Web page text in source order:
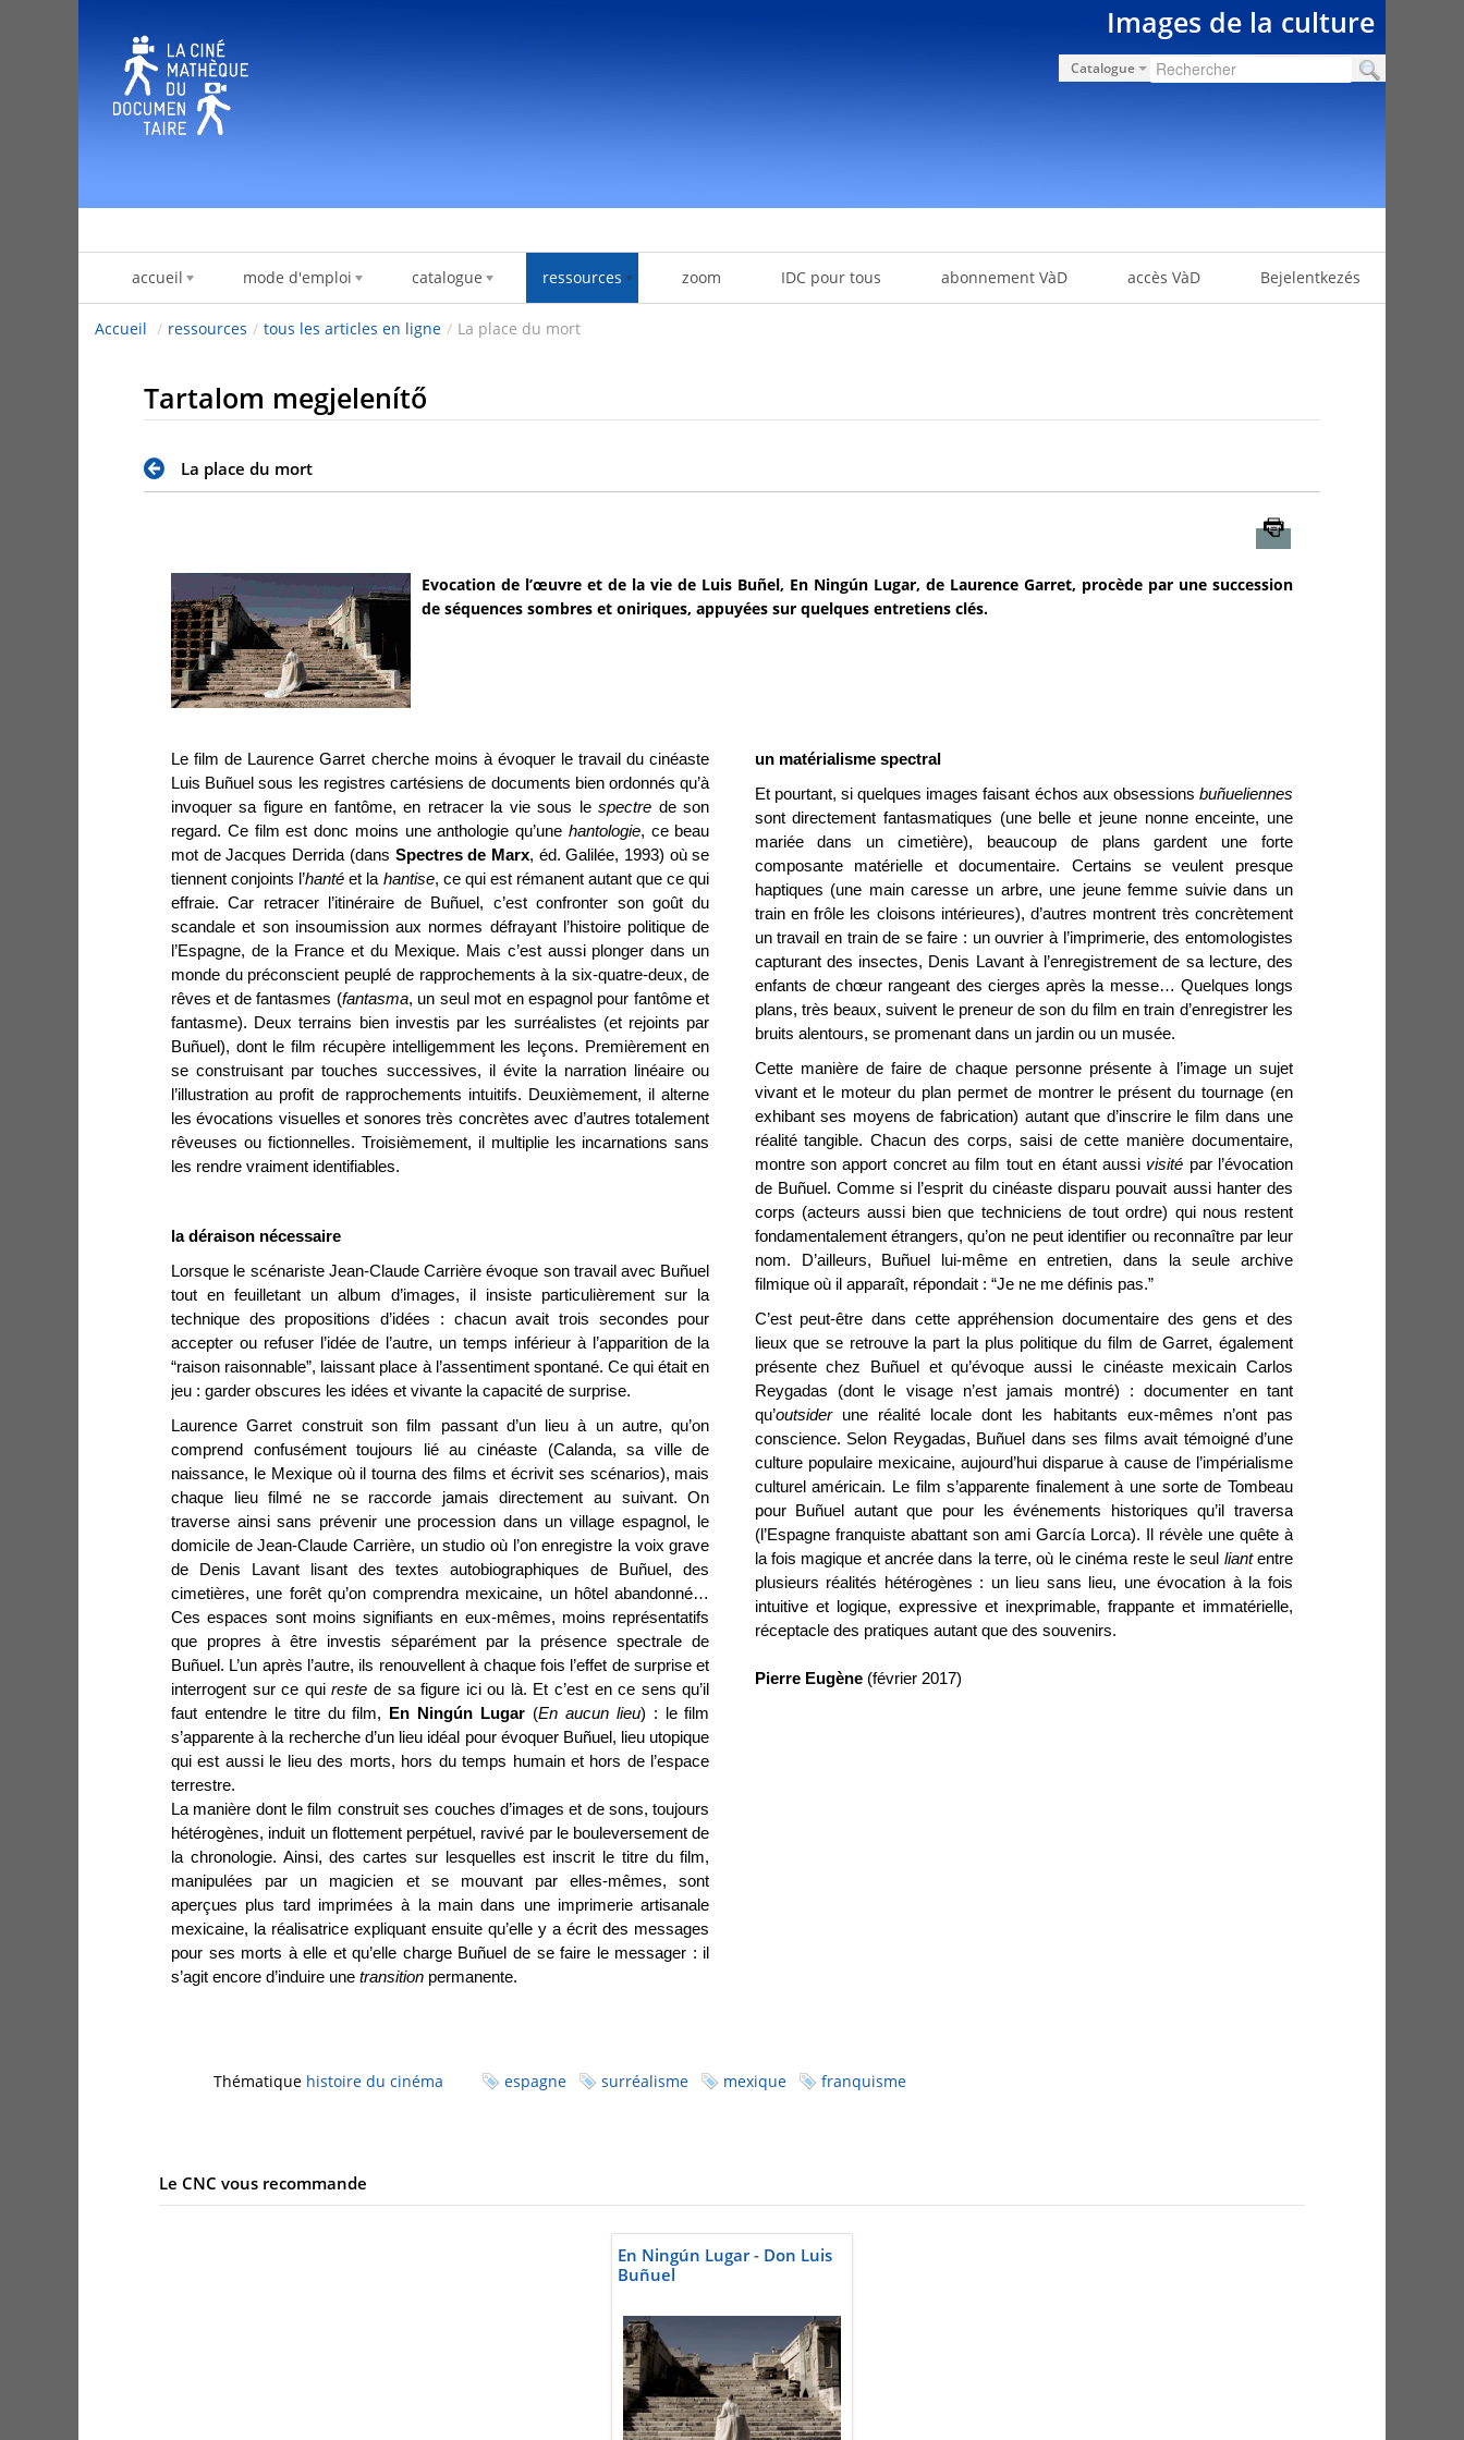
Images de la culture
Catalogue
accueil mode d'emploi catalogue ressources zoom IDC pour tous abonnement VàD accès VàD Bejelentkezés
Accueil / ressources / tous les articles en ligne / La place du mort
Tartalom megjelenítő
La place du mort
Evocation de l’œuvre et de la vie de Luis Buñel, En Ningún Lugar, de Laurence Garret, procède par une succession
de séquences sombres et oniriques, appuyées sur quelques entretiens clés.
Le film de Laurence Garret cherche moins à évoquer le travail du cinéaste
Luis Buñuel sous les registres cartésiens de documents bien ordonnés qu’à
invoquer sa figure en fantôme, en retracer la vie sous lespectre de son
regard. Ce film est donc moins une anthologie qu’une hantologie, ce beau
mot de Jacques Derrida (dans Spectres de Marx, éd. Galilée, 1993) où se
tiennent conjoints l’hanté et la hantise, ce qui est rémanent autant que ce qui
effraie. Car retracer l’itinéraire de Buñuel, c’est confronter son goût du
scandale et son insoumission aux normes défrayant l’histoire politique de
l’Espagne, de la France et du Mexique. Mais c’est aussi plonger dans un
monde du préconscient peuplé de rapprochements à la six-quatre-deux, de
rêves et de fantasmes (fantasma, un seul mot en espagnol pour fantôme et
fantasme). Deux terrains bien investis par les surréalistes (et rejoints par
Buñuel), dont le film récupère intelligemment les leçons. Premièrement en
se construisant par touches successives, il évite la narration linéaire ou
l’illustration au profit de rapprochements intuitifs. Deuxièmement, il alterne
les évocations visuelles et sonores très concrètes avec d’autres totalement
rêveuses ou fictionnelles. Troisièmement, il multiplie les incarnations sans
les rendre vraiment identifiables.
la déraison nécessaire
Lorsque le scénariste Jean-Claude Carrière évoque son travail avec Buñuel
tout en feuilletant un album d’images, il insiste particulièrement sur la
technique des propositions d’idées : chacun avait trois secondes pour
accepter ou refuser l’idée de l’autre, un temps inférieur à l’apparition de la
“raison raisonnable”, laissant place à l’assentiment spontané. Ce qui était en
jeu : garder obscures les idées et vivante la capacité de surprise.
Laurence Garret construit son film passant d’un lieu à un autre, qu’on
comprend confusément toujours lié au cinéaste (Calanda, sa ville de
naissance, le Mexique où il tourna des films et écrivit ses scénarios), mais
chaque lieu filmé ne se raccorde jamais directement au suivant. On
traverse ainsi sans prévenir une procession dans un village espagnol, le
domicile de Jean-Claude Carrière, un studio où l’on enregistre la voix grave
de Denis Lavant lisant des textes autobiographiques de Buñuel, des
cimetières, une forêt qu’on comprendra mexicaine, un hôtel abandonné…
Ces espaces sont moins signifiants en eux-mêmes, moins représentatifs
que propres à être investis séparément par la présence spectrale de
Buñuel. L’un après l’autre, ils renouvellent à chaque fois l’effet de surprise et
interrogent sur ce quireste de sa figure ici ou là. Et c’est en ce sens qu’il
faut entendre le titre du film,
En Ningún Lugar (En aucun lieu) : le film
s’apparente à la recherche d’un lieu idéal pour évoquer Buñuel, lieu utopique
qui est aussi le lieu des morts, hors du temps humain et hors de l’espace
terrestre.
La manière dont le film construit ses couches d’images et de sons, toujours
hétérogènes, induit un flottement perpétuel, ravivé par le bouleversement de
la chronologie. Ainsi, des cartes sur lesquelles est inscrit le titre du film,
manipulées par un magicien et se mouvant par elles-mêmes, sont
aperçues plus tard imprimées à la main dans une imprimerie artisanale
mexicaine, la réalisatrice expliquant ensuite qu’elle y a écrit des messages
pour ses morts à elle et qu’elle charge Buñuel de se faire le messager : il
s’agit encore d’induire une transition permanente.
un matérialisme spectral
Et pourtant, si quelques images faisant échos aux obsessions buñueliennes
sont directement fantasmatiques (une belle et jeune nonne enceinte, une
mariée dans un cimetière), beaucoup de plans gardent une forte
composante matérielle et documentaire. Certains se veulent presque
haptiques (une main caresse un arbre, une jeune femme suivie dans un
train en frôle les cloisons intérieures), d’autres montrent très concrètement
un travail en train de se faire : un ouvrier à l’imprimerie, des entomologistes
capturant des insectes, Denis Lavant à l’enregistrement de sa lecture, des
enfants de chœur rangeant des cierges après la messe… Quelques longs
plans, très beaux, suivent le preneur de son du film en train d’enregistrer les
bruits alentours, se promenant dans un jardin ou un musée.
Cette manière de faire de chaque personne présente à l’image un sujet
vivant et le moteur du plan permet de montrer le présent du tournage (en
exhibant ses moyens de fabrication) autant que d’inscrire le film dans une
réalité tangible. Chacun des corps, saisi de cette manière documentaire,
montre son apport concret au film tout en étant aussivisité par l’évocation
de Buñuel. Comme si l’esprit du cinéaste disparu pouvait aussi hanter des
corps (acteurs aussi bien que techniciens de tout ordre) qui nous restent
fondamentalement étrangers, qu’on ne peut identifier ou reconnaître par leur
nom. D’ailleurs, Buñuel lui-même en entretien, dans la seule archive
filmique où il apparaît, répondait : “Je ne me définis pas.”
C’est peut-être dans cette appréhension documentaire des gens et des
lieux que se retrouve la part la plus politique du film de Garret, également
présente chez Buñuel et qu’évoque aussi le cinéaste mexicain Carlos
Reygadas (dont le visage n’est jamais montré) : documenter en tant
qu’outsiderune réalité locale dont les habitants eux-mêmes n’ont pas
conscience. Selon Reygadas, Buñuel dans ses films avait témoigné d’une
culture populaire mexicaine, aujourd’hui disparue à cause de l’impérialisme
culturel américain. Le film s’apparente finalement à une sorte de Tombeau
pour Buñuel autant que pour les événements historiques qu’il traversa
(l’Espagne franquiste abattant son ami García Lorca). Il révèle une quête à
la fois magique et ancrée dans la terre, où le cinéma reste le seul liantentre
plusieurs réalités hétérogènes : un lieu sans lieu, une évocation à la fois
intuitive et logique, expressive et inexprimable, frappante et immatérielle,
réceptacle des pratiques autant que des souvenirs.
Pierre Eugène (février 2017)
Thématique histoire du cinéma espagne surréalisme mexique franquisme
Le CNC vous recommande
En Ningún Lugar - Don Luis
Buñuel